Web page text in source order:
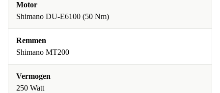
Motor
Shimano DU-E6100 (50 Nm)
Remmen
Shimano MT200
Vermogen
250 Watt